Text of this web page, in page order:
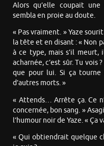
Alors qu’elle coupait
sembla en proie au doute.
« Pas vraiment. » Yaze
la tête et en disant : « Non
à ce type, mais s’il meurt,
acharnée, c’est sûr. Tu vois
que pour lui. Si ça
d’autres morts. »
« Attends… Arrête ça. Ce
concernée, bon sang. »
l’humour noir de Yaze. « Ça
« Qui obtiendrait quelque